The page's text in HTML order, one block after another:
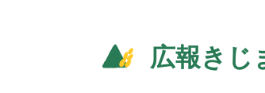
広報きじ